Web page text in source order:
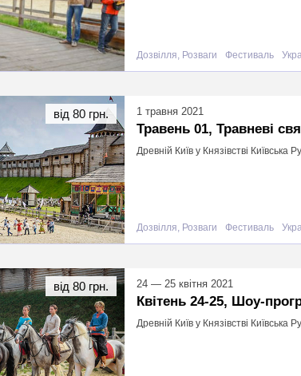
Дозвілля, Розваги Фестиваль
1 травня 2021
Травень 01, Травневі
Древній Київ у Князівстві Київська
Дозвілля, Розваги Фестиваль
від 80 грн.
24 — 25 квітня 2021
Квітень 24-25, Шоу-
Древній Київ у Князівстві Київська
від 80 грн.